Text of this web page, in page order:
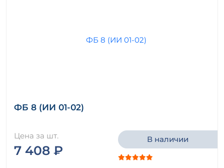
ФБ 8 (ИИ 01-02)
Цена за шт.
7 408 ₽
В наличии